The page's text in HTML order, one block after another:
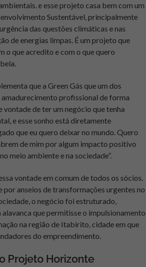
e esse projeto casa bem com um
Sustentável, principalmente
das questões climáticas e nas
de energias limpas. É um projeto que
o que acredito e com o que quero
que a Green Gás que um dos
profissional de forma
vontade de ter um negócio que tenha
e esse sonho está diretamente
que eu quero deixar no mundo. Quero
de mim por algum impacto positivo
meio ambiente e na sociedade”.
vontade em comum de todos os sócios.
por anseios de transformações urgentes no
o negócio foi estruturado,
alavanca que permitisse o impulsionamento
na região de Itabirito, cidade em que
do empreendimento.
Projeto Horizonte